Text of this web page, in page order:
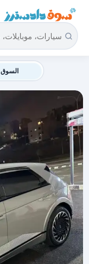
سوق دادسترز الرئيسية
السوق